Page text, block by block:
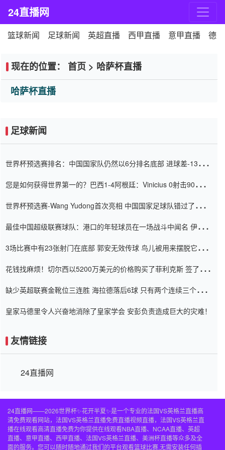
24直播网
篮球新闻 足球新闻 英超直播 西甲直播 意甲直播 德
现在的位置： 首页 > 哈萨杯直播
哈萨杯直播
足球新闻
世界杯预选赛排名：中国国家队仍然以6分排名底部 进球差-13令人
您是如何获得世界第一的？巴西1-4阿根廷：Vinicius 0射击90分钟
世界杯预选赛-Wang Yudong首次亮相 中国国家足球队错过了世界
最佳中国超级联赛球队：港口的年轻球员在一场战斗中闻名 伊万放
3场比赛中有23张射门在底部 郭安无效传球 鸟儿被用来摆脱它
花钱找麻烦！切尔西以5200万美元的价格购买了菲利克斯 签了7年
缺少英超联赛金靴位三连胜 海拉德落后6球 只有两个连续三个连续
皇家马德里令人兴奋地消除了皇家学会 安彭负责造成巨大的灾难！
友情链接
24直播网
24直播网——2026世界杯✨花开半夏✨是一个专业的法国VS英格兰直播高
清免费观看网站，法国VS英格兰直播免费直播视频直播，法国VS英格兰直
播在线观看高清直播免费为你提供在线观看NBA直播、NCAA直播、英超
直播、意甲直播、西甲直播、法国VS英格兰直播、美洲杯直播等众多及全
面的服务。您可以随时随地通过我们的平台观看篮球比赛,无需安装任何插